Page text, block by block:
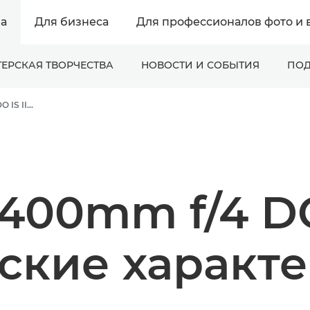
Для бизнеса Для профессионалов фото и
ТВОРЧЕСТВА НОВОСТИ И СОБЫТИЯ
Canon EF 400mm f/4 DO IS II USM - Lenses - Camera & Photo lenses
f/4